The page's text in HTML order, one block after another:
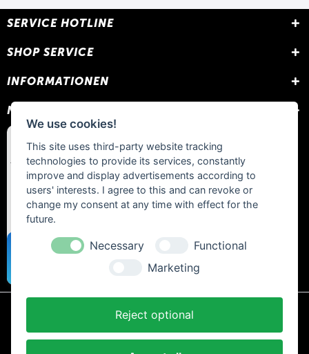
SERVICE HOTLINE
SHOP SERVICE
INFORMATIONEN
NEWSLETTER
* Alle Preise inkl. gesetzl. Mehrwertsteuer zzgl.
Nachnahmegebühren, wenn nicht anders beschrieben.
We use cookies!
This site uses third-party website tracking
technologies to provide its services, constantly
improve and display advertisements according to
users' interests. I agree to this and can revoke or
change my consent at any time with effect for the
future.
Necessary
Functional
Marketing
Reject optional